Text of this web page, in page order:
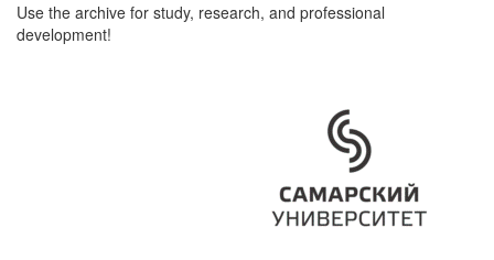
Use the archive for study, research, and professional
development!